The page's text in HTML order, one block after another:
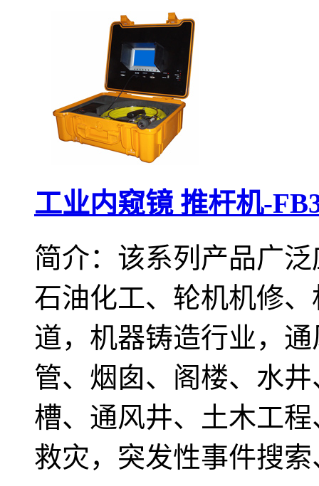
工业内窥镜 推杆机-
简介：该系列产品广
石油化工、轮机机修
道，机器铸造行业，
管、烟囱、阁楼、水
槽、通风井、土木工
救灾，突发性事件搜